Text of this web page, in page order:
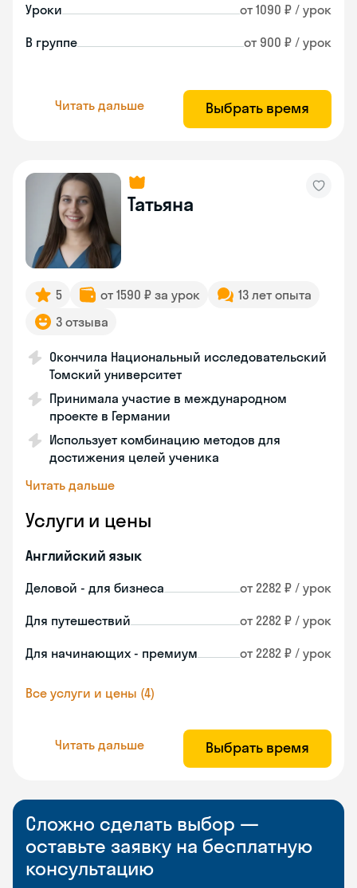
Уроки от 1090 ₽ / урок
В группе от 900 ₽ / урок
Читать дальше Выбрать время
Татьяна
5 от 1590 ₽ за урок
13 лет опыта
3 отзыва
Окончила Национальный исследовательский
Томский университет
Принимала участие в международном
проекте в Германии
Использует комбинацию методов для
достижения целей ученика
Читать дальше
Услуги и цены
Английский язык
Деловой - для бизнеса от 2282 ₽ / урок
Для путешествий от 2282 ₽ / урок
Для начинающих - премиум от 2282 ₽ / урок
Все услуги и цены (4)
Читать дальше Выбрать время
Сложно сделать выбор —
оставьте заявку на бесплатную
консультацию